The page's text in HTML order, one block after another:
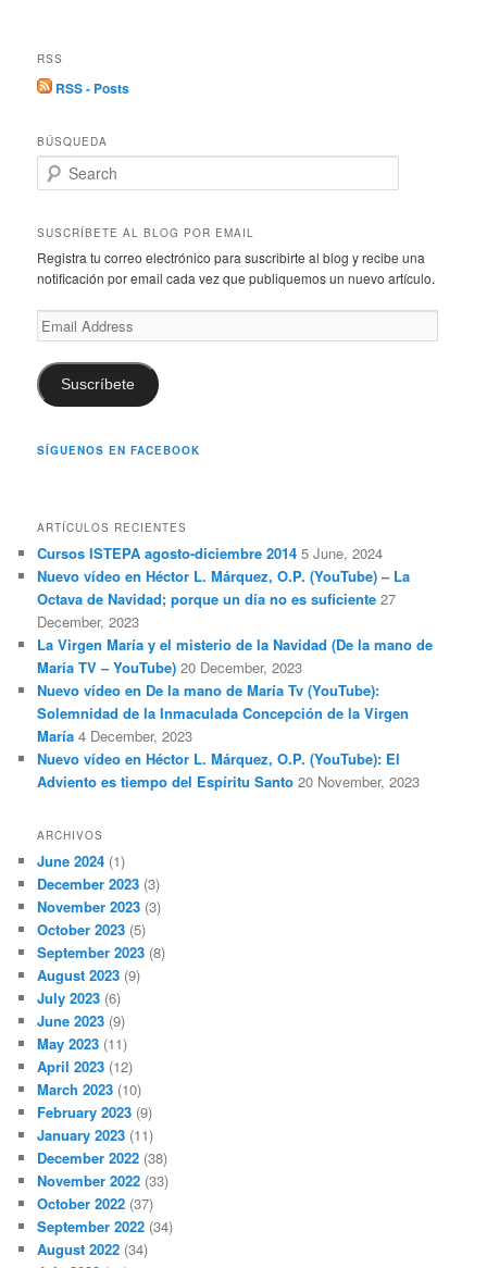
RSS
RSS - Posts
BÚSQUEDA
e
r
h
SUSCRÍBETE AL BLOG POR EMAIL
Registra tu correo electrónico para suscribirte al blog y recibe una
notificación por email cada vez que publiquemos un nuevo artículo.
Email
Address
Suscríbete
SÍGUENOS EN FACEBOOK
ARTÍCULOS RECIENTES
Cursos ISTEPA agosto-diciembre 2014 5 June, 2024
Nuevo vídeo en Héctor L. Márquez, O.P. (YouTube) – La
Octava de Navidad; porque un día no es suficiente 27
December, 2023
La Virgen María y el misterio de la Navidad (De la mano de
María TV – YouTube) 20 December, 2023
Nuevo vídeo en De la mano de María Tv (YouTube):
Solemnidad de la Inmaculada Concepción de la Virgen
María 4 December, 2023
Nuevo vídeo en Héctor L. Márquez, O.P. (YouTube): El
Adviento es tiempo del Espíritu Santo 20 November, 2023
ARCHIVOS
June 2024 (1)
December 2023 (3)
November 2023 (3)
October 2023 (5)
September 2023 (8)
August 2023 (9)
July 2023 (6)
June 2023 (9)
May 2023 (11)
April 2023 (12)
March 2023 (10)
February 2023 (9)
January 2023 (11)
December 2022 (38)
November 2022 (33)
October 2022 (37)
September 2022 (34)
August 2022 (34)